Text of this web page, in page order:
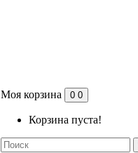
Моя корзина 0 0
Корзина пуста!